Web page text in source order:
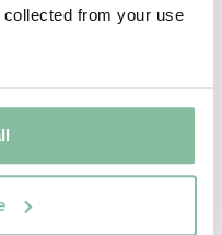
collected from your use